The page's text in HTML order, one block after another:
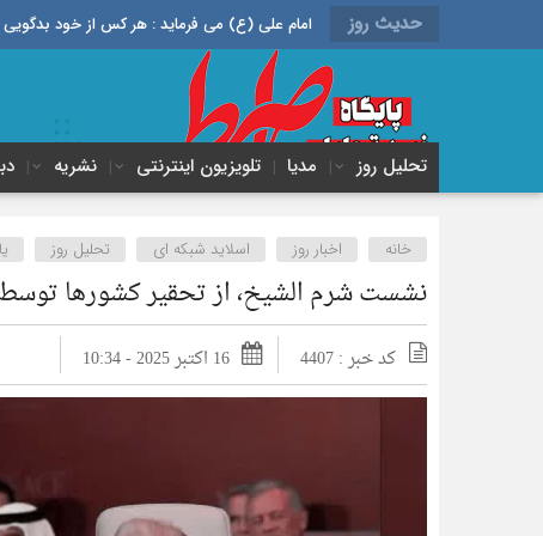
حدیث روز امام علی (ع) می فرماید : هر کس از خود بدگویی و انتقاد کند٬ خود را اصلاح کرده و هر کس خودستایی نماید٬ پس به
تحلیل روز مدیا تلویزیون اینترنتی نشریه
خانه اخبار روز اسلاید شبکه ای تحلیل روز
نشست شرم الشیخ، از تحقیر کشورها توسط
کد خبر : 4407 16 اکتبر 2025 - 10:34